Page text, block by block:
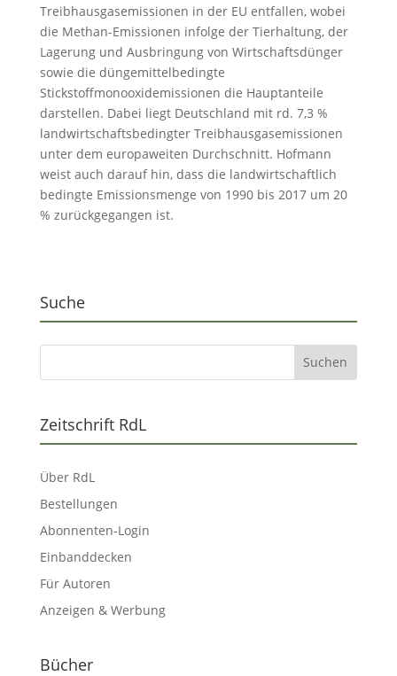
Treibhausgasemissionen in der EU entfallen, wobei
die Methan-Emissionen infolge der Tierhaltung, der
Lagerung und Ausbringung von Wirtschaftsdünger
sowie die düngemittelbedingte
Stickstoffmonooxidemissionen die Hauptanteile
darstellen. Dabei liegt Deutschland mit rd. 7,3 %
landwirtschaftsbedingter Treibhausgasemissionen
unter dem europaweiten Durchschnitt. Hofmann
weist auch darauf hin, dass die landwirtschaftlich
bedingte Emissionsmenge von 1990 bis 2017 um 20
% zurückgegangen ist.
Suche
Zeitschrift RdL
Über RdL
Bestellungen
Abonnenten-Login
Einbanddecken
Für Autoren
Anzeigen & Werbung
Bücher